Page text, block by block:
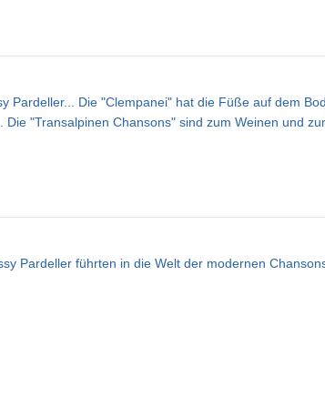
Pardeller... Die "Clempanei" hat die Füße auf dem
"Transalpinen Chansons" sind zum Weinen und
Pardeller führten in die Welt der modernen